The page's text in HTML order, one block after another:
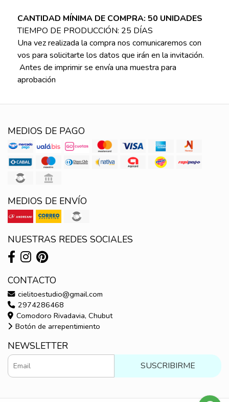
CANTIDAD MÍNIMA DE COMPRA: 50 UNIDADES
TIEMPO DE PRODUCCIÓN: 25 DÍAS
Una vez realizada la compra nos comunicaremos con
vos para solicitarte los datos que irán en la invitación.
Antes de imprimir se envía una muestra para
aprobación
MEDIOS DE PAGO
MEDIOS DE ENVÍO
NUESTRAS REDES SOCIALES
CONTACTO
cielitoestudio@gmail.com
2974286468
Comodoro Rivadavia, Chubut
Botón de arrepentimiento
NEWSLETTER
SUSCRIBIRME